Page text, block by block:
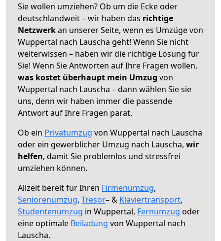
Sie wollen umziehen? Ob um die Ecke oder
deutschlandweit – wir haben das richtige
Netzwerkan unserer Seite, wenn es Umzüge von
Wuppertal nach Lauscha geht! Wenn Sie nicht
weiterwissen – haben wir die richtige Lösung für
Sie! Wenn Sie Antworten auf Ihre Fragen wollen,
was kostet überhaupt mein Umzug von
Wuppertal nach Lauscha – dann wählen Sie sie
uns, denn wir haben immer die passende
Antwort auf Ihre Fragen parat.
Ob ein Privatumzug von Wuppertal nach Lauscha
oder ein gewerblicher Umzug nach Lauscha, wir
helfen, damit Sie problemlos und stressfrei
umziehen können.
Allzeit bereit für Ihren Firmenumzug,
Seniorenumzug, Tresor– & Klaviertransport,
Studentenumzug in Wuppertal, Fernumzug oder
eine optimale Beiladung von Wuppertal nach
Lauscha.